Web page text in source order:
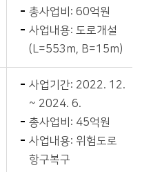
총사업비: 60억원
사업내용: 도로개설
(L=553m, B=15m)
사업기간: 2022. 12.
~ 2024. 6.
총사업비: 45억원
사업내용: 위험도로
항구복구